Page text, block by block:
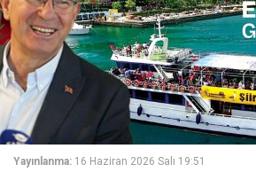
Yayınlanma: 16 Haziran 2026 Salı 19:51